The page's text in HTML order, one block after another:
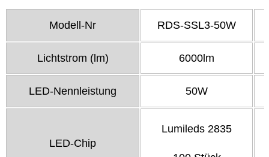
Modell-Nr RDS-SSL3-50W
Lichtstrom (lm) 6000lm
LED-Nennleistung 50W
LED-Chip
Lumileds 2835